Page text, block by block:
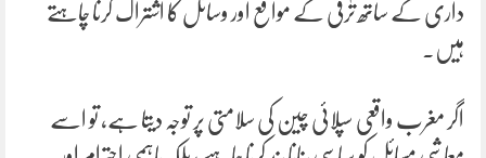
داری کے ساتھ ترقی کے مواقع اور وسائل کا اشتراک کرنا چاہتے
ہیں۔
اگر مغرب واقعی سپلائی چین کی سلامتی پر توجہ دیتا ہے، تو اسے